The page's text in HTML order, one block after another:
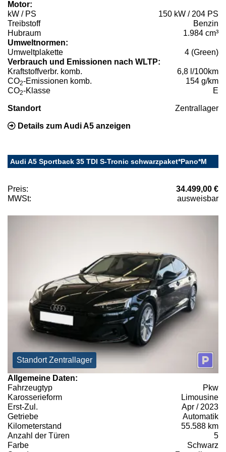
Motor:
kW / PS
150 kW / 204 PS
Treibstoff
Benzin
Hubraum
1.984 cm³
Umweltnormen:
Umweltplakette
4 (Green)
Verbrauch und Emissionen nach WLTP:
Kraftstoffverbr. komb.
6,8 l/100km
CO2-Emissionen komb.
154 g/km
CO2-Klasse E
Standort Zentrallager
Details zum Audi A5 anzeigen
Audi A5 Sportback 35 TDI S-Tronic schwarzpaket*Pano*M
Preis:
34.499,00 €
MWSt:
ausweisbar
Standort Zentrallager
Allgemeine Daten:
Fahrzeugtyp
Pkw
Karosserieform
Limousine
Erst-Zul.
Apr / 2023
Getriebe
Automatik
Kilometerstand
55.588 km
Anzahl der Türen
5
Farbe
Schwarz